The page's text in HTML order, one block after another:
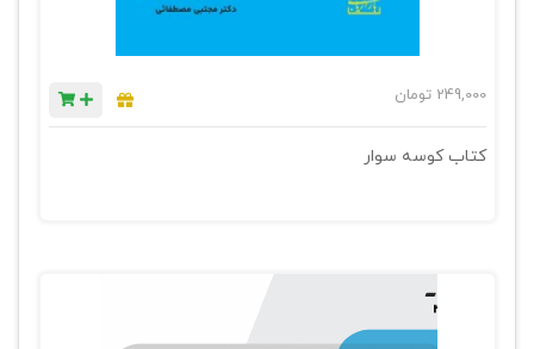
249,000 تومان
کتاب کوسه سوار